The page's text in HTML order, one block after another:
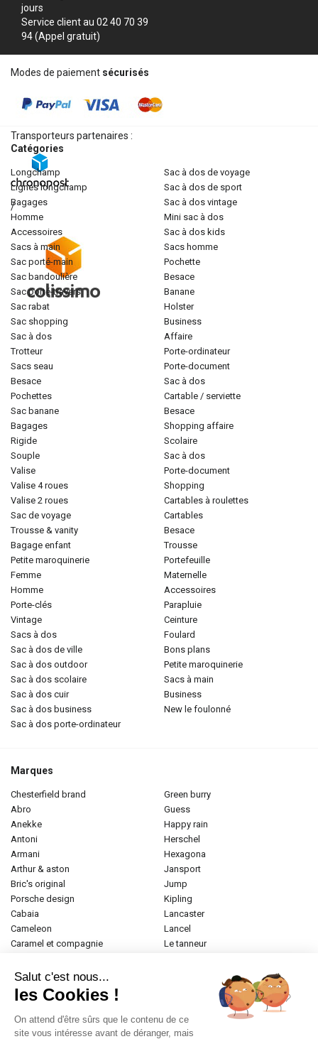
jours
Service client au 02 40 70 39
94 (Appel gratuit)
Modes de paiement sécurisés
Transporteurs partenaires :
/
Catégories
longchamp
lignes longchamp
bagages
homme
accessoires
sacs à main
sac porté-main
sac bandoulière
sac porté-travers
sac rabat
sac shopping
sac à dos
trotteur
sacs seau
besace
pochettes
sac banane
bagages
rigide
souple
valise
valise 4 roues
valise 2 roues
sac de voyage
trousse & vanity
bagage enfant
petite maroquinerie
femme
homme
porte-clés
vintage
sacs à dos
sac à dos de ville
sac à dos outdoor
sac à dos scolaire
sac à dos cuir
sac à dos business
sac à dos porte-ordinateur
sac à dos de voyage
sac à dos de sport
sac à dos vintage
mini sac à dos
sac à dos kids
sacs homme
pochette
besace
banane
holster
business
affaire
porte-ordinateur
porte-document
sac à dos
cartable / serviette
besace
shopping affaire
scolaire
sac à dos
porte-document
shopping
cartables à roulettes
cartables
besace
trousse
portefeuille
maternelle
accessoires
parapluie
ceinture
foulard
bons plans
petite maroquinerie
sacs à main
business
new le foulonné
Marques
chesterfield brand
abro
anekke
antoni
armani
arthur & aston
bric's original
porsche design
cabaia
cameleon
caramel et compagnie
donna celi
eastpak
elite
emily & noah
esprit
green burry
guess
happy rain
herschel
hexagona
jansport
jump
kipling
lancaster
lancel
le tanneur
paul marius
samsonite
Salut c'est nous...
les Cookies !
On attend d'être sûrs que le contenu de ce
site vous intéresse avant de déranger, mais